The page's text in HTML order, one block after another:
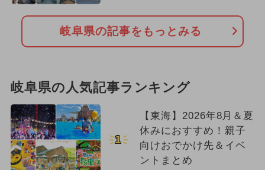
岐阜県の記事をもっとみる
岐阜県の人気記事ランキング
1
【東海】2026年8月＆夏
休みにおすすめ！親子
向けおでかけ先＆イベ
ントまとめ